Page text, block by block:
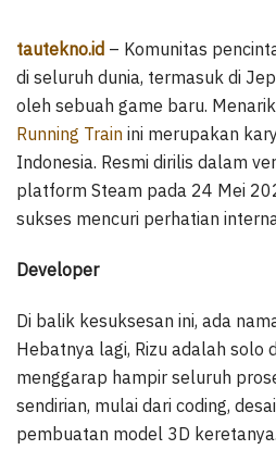
tautekno.id – Komunitas
di seluruh dunia, termasuk di
oleh sebuah game baru.
Running Train ini merupakan
Indonesia. Resmi dirilis dalam
platform Steam pada 24 Mei
sukses mencuri perhatian
Developer
Di balik kesuksesan ini, ada
Hebatnya lagi, Rizu adalah solo
menggarap hampir seluruh
sendirian, mulai dari coding,
pembuatan model 3D keretanya.